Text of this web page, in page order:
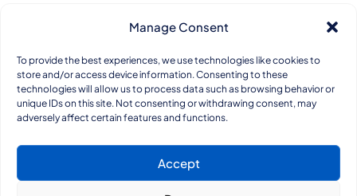
Manage Consent
To provide the best experiences, we use technologies like cookies to
store and/or access device information. Consenting to these
technologies will allow us to process data such as browsing behavior or
unique IDs on this site. Not consenting or withdrawing consent, may
adversely affect certain features and functions.
Accept
KVKK
Gizlilik Politikası
Kalite Standartları
info@bentego.com +90 850 466 34 26